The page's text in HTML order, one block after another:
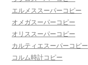
エルメススーパーコピー
オメガスーパーコピー
オリススーパーコピー
カルティエスーパーコピー
コルム時計コピー